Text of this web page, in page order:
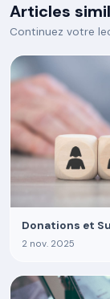
Articles
Continuez votre
Donations et
2 nov. 2025